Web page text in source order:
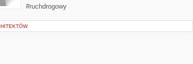
#ruchdrogowy